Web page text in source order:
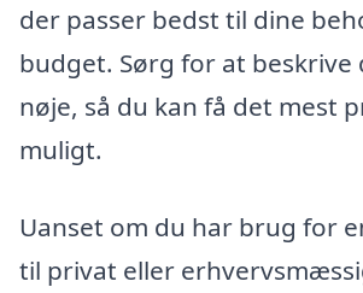
der passer bedst til dine
budget. Sørg for at beskrive
nøje, så du kan få det mest
muligt.
Uanset om du har brug for
til privat eller